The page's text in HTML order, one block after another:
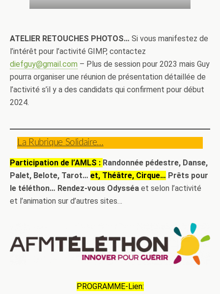
ATELIER RETOUCHES PHOTOS… Si vous manifestez de
l’intérêt pour l’activité GIMP, contactez
diefguy@gmail.com – Plus de session pour 2023 mais Guy
pourra organiser une réunion de présentation détaillée de
l’activité s’il y a des candidats qui confirment pour début
2024.
La Rubrique Solidaire…
Participation de l’AMLS : Randonnée pédestre, Danse,
Palet, Belote, Tarot… et, Théâtre, Cirque… Prêts pour
le téléthon… Rendez-vous Odysséa et selon l’activité
et l’animation sur d’autres sites…
PROGRAMME-Lien: